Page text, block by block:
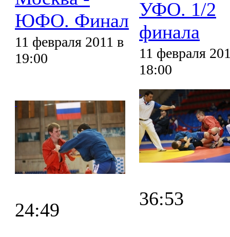
ЮФО. Финал
11 февраля 2011 в
19:00
УФО. 1/2
финала
11 февраля
18:00
24:49
36:53